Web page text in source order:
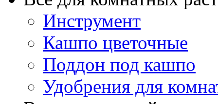
Инструмент
Кашпо цветочные
Поддон под кашпо
Удобрения для